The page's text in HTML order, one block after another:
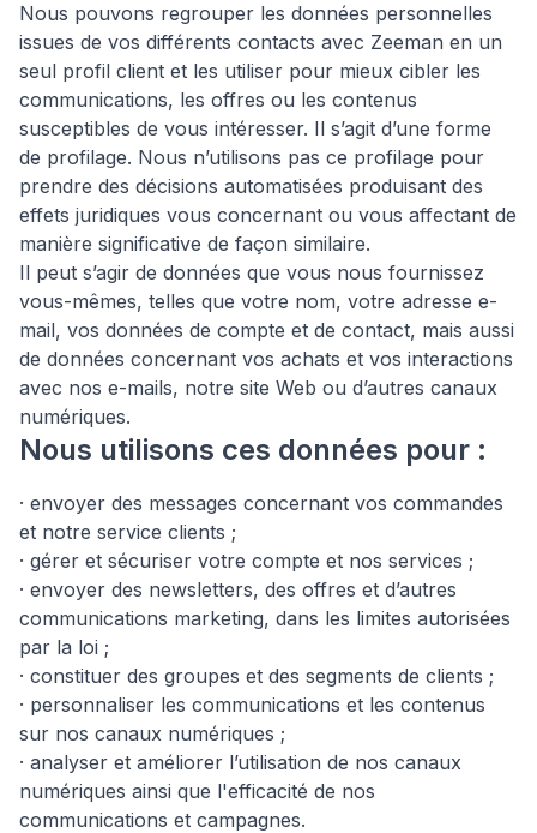
Nous pouvons regrouper les données personnelles
issues de vos différents contacts avec Zeeman en un
seul profil client et les utiliser pour mieux cibler les
communications, les offres ou les contenus
susceptibles de vous intéresser. Il s’agit d’une forme
de profilage. Nous n’utilisons pas ce profilage pour
prendre des décisions automatisées produisant des
effets juridiques vous concernant ou vous affectant de
manière significative de façon similaire.
Il peut s’agir de données que vous nous fournissez
vous-mêmes, telles que votre nom, votre adresse e-
mail, vos données de compte et de contact, mais aussi
de données concernant vos achats et vos interactions
avec nos e-mails, notre site Web ou d’autres canaux
numériques.
Nous utilisons ces données pour :
· envoyer des messages concernant vos commandes
et notre service clients ;
· gérer et sécuriser votre compte et nos services ;
· envoyer des newsletters, des offres et d’autres
communications marketing, dans les limites autorisées
par la loi ;
· constituer des groupes et des segments de clients ;
· personnaliser les communications et les contenus
sur nos canaux numériques ;
· analyser et améliorer l’utilisation de nos canaux
numériques ainsi que l'efficacité de nos
communications et campagnes.